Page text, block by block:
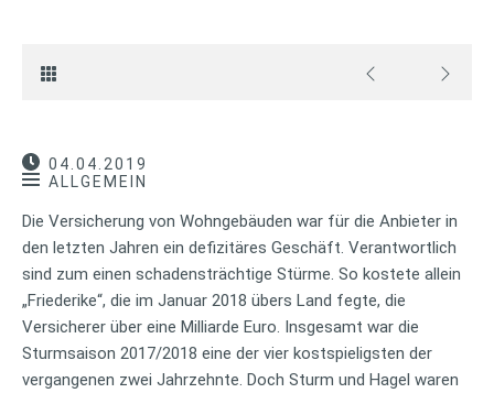
04.04.2019
ALLGEMEIN
Die Versicherung von Wohngebäuden war für die Anbieter in
den letzten Jahren ein defizitäres Geschäft. Verantwortlich
sind zum einen schadensträchtige Stürme. So kostete allein
„Friederike“, die im Januar 2018 übers Land fegte, die
Versicherer über eine Milliarde Euro. Insgesamt war die
Sturmsaison 2017/2018 eine der vier kostspieligsten der
vergangenen zwei Jahrzehnte. Doch Sturm und Hagel waren